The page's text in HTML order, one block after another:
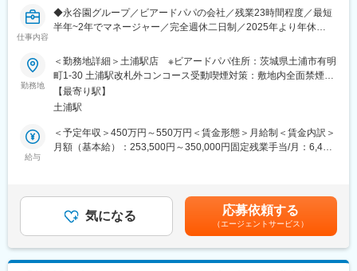
スト）利用可
・業界最大手の安定基盤
部門リーダー→副支配人→支配人→グループディレクター→エリ
アディレクターなど、安定基盤の中で長期キャリアを築けます。
変更の範囲：会社の定める業務
■業界未経験歓迎（ゴルフ経験不問）：
・ゴルフ知識ゼロでOK（必要な内容は入社後に習得）
立を叶えたい方におすすめです◎
■キャリアパス：
ホールリーダー→シニアホールリーダー→グループレストランマ
■勤務パターン（シフト制）
（3）09:00～18:00
変更の範囲：会社の定める業務
仕事内容
◆永谷園グループ／ビアードパパの会社／残業23時間程度／最短
半年~2年でマネージャー／完全週休二日制／2025年より年休
全国各地にある大人気スイーツ「ビアードパパ」の店長として店
舗運営業務の全般をお任せします。
同求人では店長・SV・派遣営業にてスタッフ管理の経験をお持ち
の方を募集しております。未経験の方につきましては「店長候
補」にて選考を進めさせていただきます。
■職務内容：
理・売上管理・労務管理・数値管理
■入社後の流れ：
勤務地
＜勤務地詳細＞土浦駅店 ※ビアードパパ住所：茨城県土浦市有明
町1-30 土浦駅改札外コンコース受動喫煙対策：敷地内全面禁煙変
更の範囲：会社の定める事業所
【最寄り駅】
土浦駅
給与
＜予定年収＞450万円～550万円＜賃金形態＞月給制＜賃金内訳＞
月額（基本給）：253,500円～350,000円固定残業手当/月：6,400
応じて年収のご提示額は前後する可能性がございます。～■昇給：
年1回■賞与・年2回（その他 業績により決算賞与の支給あり）賃
金はあくまでも目安の金額であり、選考を通じて上下する可能性
があります。月給(月額)は固定手当を含めた表記です。
気になる 応募依頼する
（エージェントサービス）